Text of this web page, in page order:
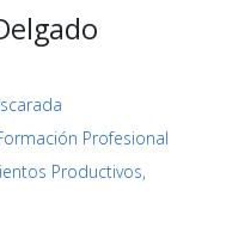
Profesional
Productivos,